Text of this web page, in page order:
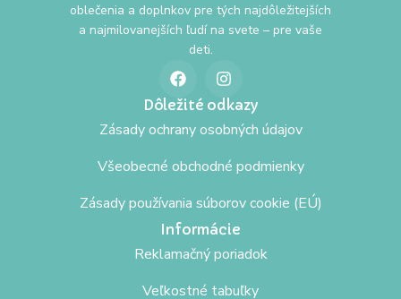
oblečenia a doplnkov pre tých najdôležitejších
a najmilovanejších ľudí na svete – pre vaše
deti.
Dôležité odkazy
Zásady ochrany osobných údajov
Všeobecné obchodné podmienky
Zásady používania súborov cookie (EÚ)
Informácie
Reklamačný poriadok
Veľkostné tabuľky